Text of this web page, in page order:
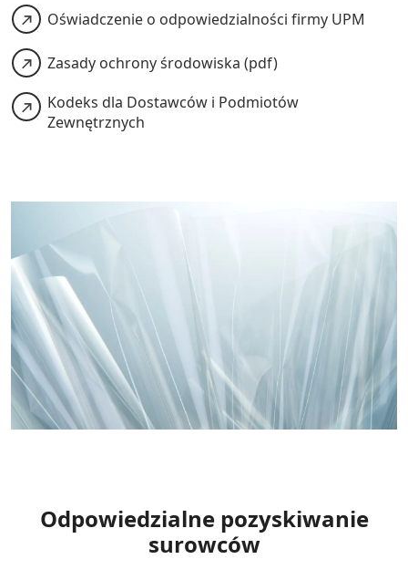
Oświadczenie o odpowiedzialności firmy UPM
Zasady ochrony środowiska (pdf)
Kodeks dla Dostawców i Podmiotów
Zewnętrznych
Odpowiedzialne pozyskiwanie
surowców